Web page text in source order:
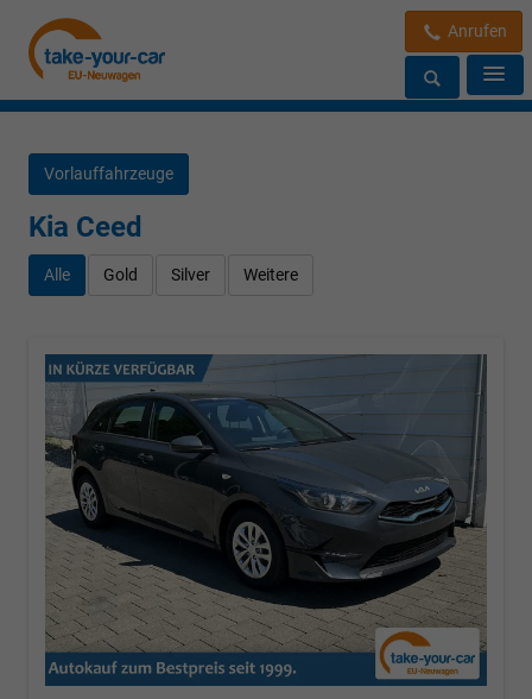
Anrufen
Vorlauffahrzeuge
Kia Ceed
Alle Gold Silver Weitere